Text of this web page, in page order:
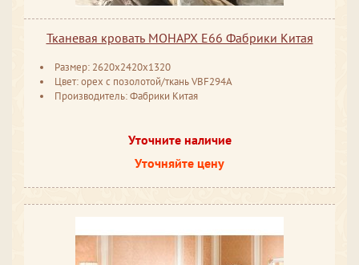
Тканевая кровать МОНАРХ Е66 Фабрики Китая
Размер: 2620x2420x1320
Цвет: орех с позолотой/ткань VBF294A
Производитель: Фабрики Китая
Уточните наличие
Уточняйте цену